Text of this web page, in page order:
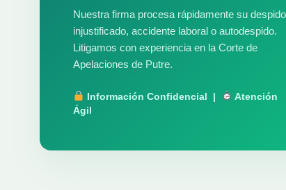
Nuestra firma procesa rápidamente su despido
injustificado, accidente laboral o autodespido.
Litigamos con experiencia en la Corte de
Apelaciones de Putre.
Información Confidencial |
Atención
Ágil